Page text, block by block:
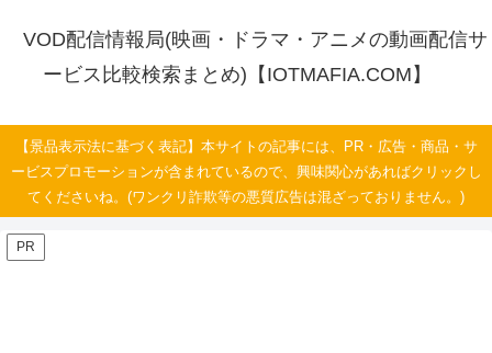
VOD配信情報局(映画・ドラマ・アニメの動画配信サ
ービス比較検索まとめ)【IOTMAFIA.COM】
【景品表示法に基づく表記】本サイトの記事には、PR・広告・商品・サ
ービスプロモーションが含まれているので、興味関心があればクリックし
てくださいね。(ワンクリ詐欺等の悪質広告は混ざっておりません。)
PR